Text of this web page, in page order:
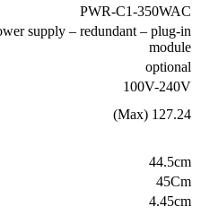
PWR-C1-350WAC
supply – redundant – plug-in
module
optional
100V-240V
127.24 (Max)
44.5cm
45Cm
4.45cm